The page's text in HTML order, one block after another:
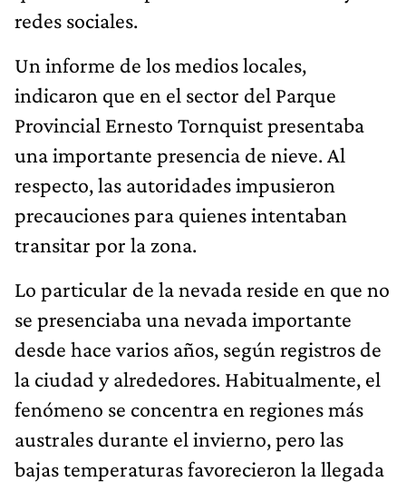
redes sociales.
Un informe de los medios locales,
indicaron que en el sector del Parque
Provincial Ernesto Tornquist presentaba
una importante presencia de nieve. Al
respecto, las autoridades impusieron
precauciones para quienes intentaban
transitar por la zona.
Lo particular de la nevada reside en que no
se presenciaba una nevada importante
desde hace varios años, según registros de
la ciudad y alrededores. Habitualmente, el
fenómeno se concentra en regiones más
australes durante el invierno, pero las
bajas temperaturas favorecieron la llegada